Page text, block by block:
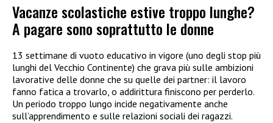
Vacanze scolastiche estive troppo lunghe?
A pagare sono soprattutto le donne
13 settimane di vuoto educativo in vigore (uno degli stop più
lunghi del Vecchio Continente) che grava più sulle ambizioni
lavorative delle donne che su quelle dei partner: il lavoro
fanno fatica a trovarlo, o addirittura finiscono per perderlo.
Un periodo troppo lungo incide negativamente anche
sull’apprendimento e sulle relazioni sociali dei ragazzi.